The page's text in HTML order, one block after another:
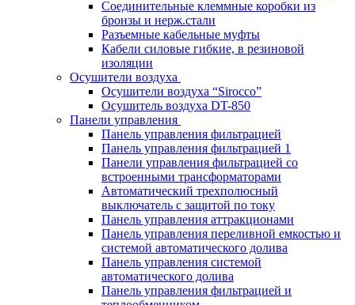
Соединительные клеммные коробки из
бронзы и нерж.стали
Разъемные кабельные муфты
Кабели силовые гибкие, в резиновой
изоляции
Осушители воздуха
Осушители воздуха “Sirocco”
Осушитель воздуха DT-850
Панели управления
Панель управления фильтрацией
Панель управления фильтрацией 1
Панели управления фильтрацией cо
встроенными трансформаторами
Автоматический трехполюсный
выключатель с защитой по току
Панель управления аттракционами
Панель управления переливной емкостью и
системой автоматического долива
Панель управления системой
автоматического долива
Панель управления фильтрацией и